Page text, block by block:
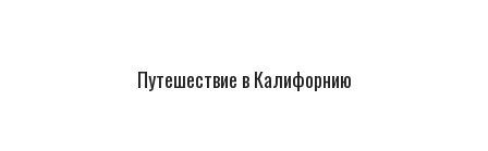
Путешествие в Калифорнию